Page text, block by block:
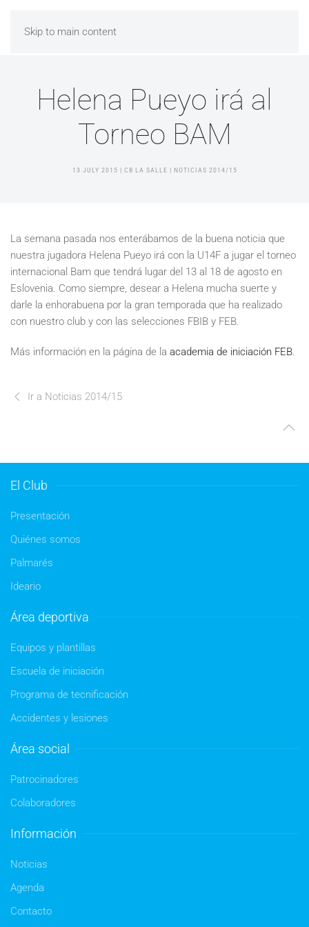
Skip to main content
Helena Pueyo irá al
Torneo BAM
13 JULY 2015 | CB LA SALLE | NOTICIAS 2014/15
La semana pasada nos enterábamos de la buena noticia que
nuestra jugadora Helena Pueyo irá con la U14F a jugar el torneo
internacional Bam que tendrá lugar del 13 al 18 de agosto en
Eslovenia. Como siempre, desear a Helena mucha suerte y
darle la enhorabuena por la gran temporada que ha realizado
con nuestro club y con las selecciones FBIB y FEB.
Más información en la página de la academia de iniciación FEB.
Ir a Noticias 2014/15
El Club
Presentación
Quiénes somos
Palmarés
Ideario
Área deportiva
Equipos y plantillas
Escuela de iniciación
Programa de tecnificación
Accidentes y lesiones
Área social
Patrocinadores
Colaboradores
Información
Noticias
Agenda
Contacto